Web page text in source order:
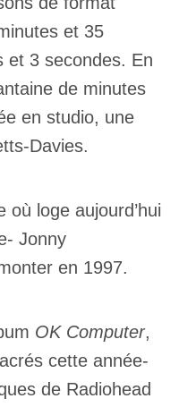
et 35
et 3 secondes. En
de minutes
en studio, une
Davies.
où loge aujourd’hui
Jonny
en 1997.
OK Computer,
cette année-
de Radiohead